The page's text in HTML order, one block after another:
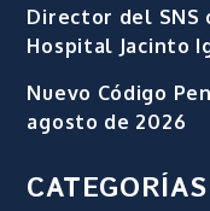
Director del SNS
Hospital Jacinto
Nuevo Código
agosto de 2026
CATEGORÍAS